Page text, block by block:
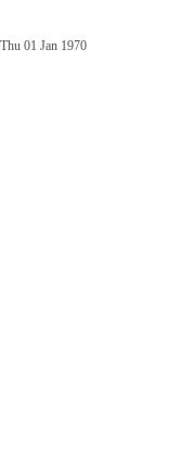
Thu 01 Jan 1970